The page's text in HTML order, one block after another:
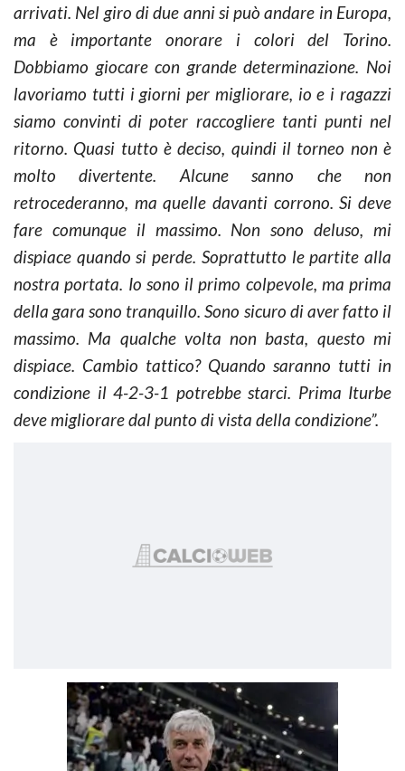
arrivati. Nel giro di due anni si può andare in Europa,
ma è importante onorare i colori del Torino.
Dobbiamo giocare con grande determinazione. Noi
lavoriamo tutti i giorni per migliorare, io e i ragazzi
siamo convinti di poter raccogliere tanti punti nel
ritorno. Quasi tutto è deciso, quindi il torneo non è
molto divertente. Alcune sanno che non
retrocederanno, ma quelle davanti corrono. Si deve
fare comunque il massimo. Non sono deluso, mi
dispiace quando si perde. Soprattutto le partite alla
nostra portata. Io sono il primo colpevole, ma prima
della gara sono tranquillo. Sono sicuro di aver fatto il
massimo. Ma qualche volta non basta, questo mi
dispiace. Cambio tattico? Quando saranno tutti in
condizione il 4-2-3-1 potrebbe starci. Prima Iturbe
deve migliorare dal punto di vista della condizione”.